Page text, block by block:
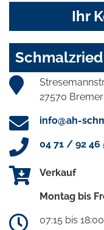
Ihr
27570
info@ah-
04 71 / 92 46
Verkauf
Montag bis
07:15 bis